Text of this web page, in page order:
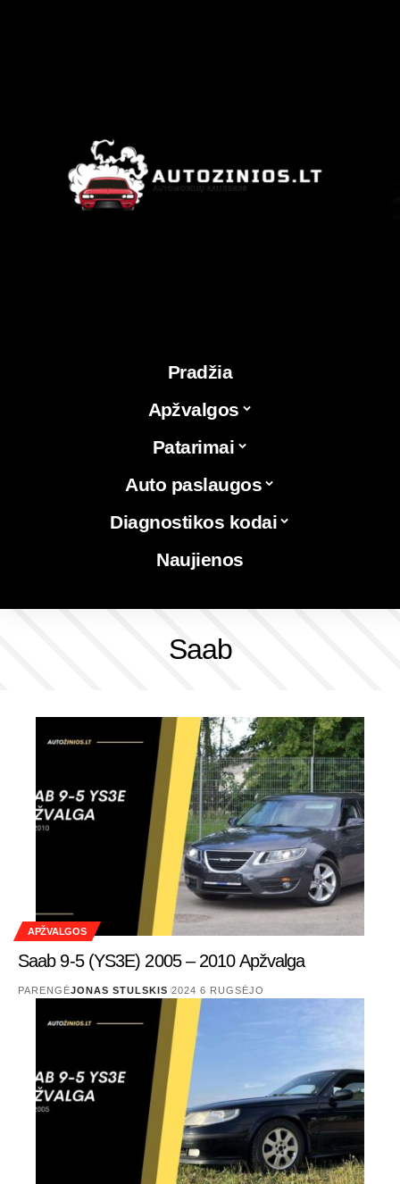
Pradžia
Apžvalgos
Patarimai
Auto paslaugos
Diagnostikos kodai
Naujienos
Saab
APŽVALGOS
Saab 9-5 (YS3E) 2005 – 2010 Apžvalga
PARENGĖJONAS STULSKIS 2024 6 RUGSĖJO